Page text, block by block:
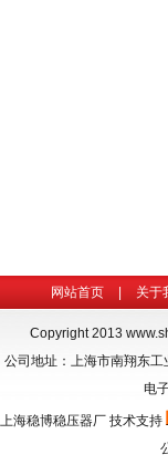
网站首页 关于
Copyright 2013
公司地址：上海市南翔东
电
上海稳博稳压器厂 技术支持